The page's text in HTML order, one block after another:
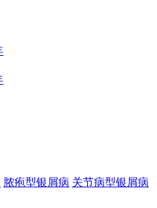
脓疱型银屑病 关节病型银屑病